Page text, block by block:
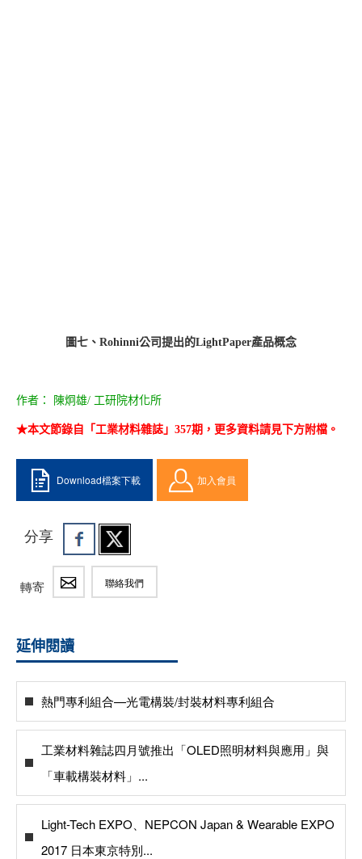
圖七、Rohinni公司提出的LightPaper產品概念
作者： 陳炯雄/ 工研院材化所
★本文節錄自「工業材料雜誌」357期，更多資料請見下方附檔。
Download檔案下載 加入會員
分享
轉寄 聯絡我們
延伸閱讀
熱門專利組合—光電構裝/封裝材料專利組合
工業材料雜誌四月號推出「OLED照明材料與應用」與
「車載構裝材料」...
Light-Tech EXPO、NEPCON Japan & Wearable EXPO
2017 日本東京特別...